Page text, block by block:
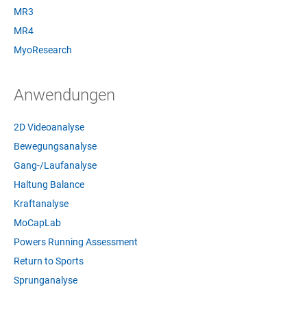
MR3
MR4
MyoResearch
Anwendungen
2D Videoanalyse
Bewegungsanalyse
Gang-/Laufanalyse
Haltung Balance
Kraftanalyse
MoCapLab
Powers Running Assessment
Return to Sports
Sprunganalyse